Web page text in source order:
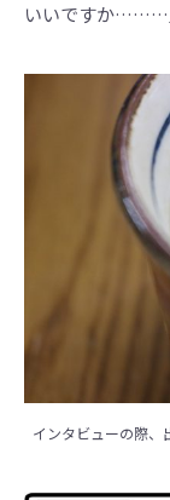
いいですか………
インタビューの際、